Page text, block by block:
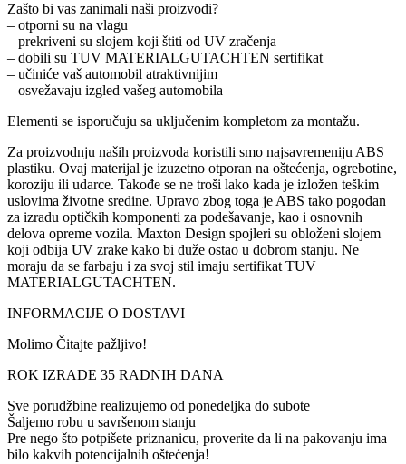
Zašto bi vas zanimali naši proizvodi?
– otporni su na vlagu
– prekriveni su slojem koji štiti od UV zračenja
– dobili su TUV MATERIALGUTACHTEN sertifikat
– učiniće vaš automobil atraktivnijim
– osvežavaju izgled vašeg automobila
Elementi se isporučuju sa uključenim kompletom za montažu.
Za proizvodnju naših proizvoda koristili smo najsavremeniju ABS
plastiku. Ovaj materijal je izuzetno otporan na oštećenja, ogrebotine,
koroziju ili udarce. Takođe se ne troši lako kada je izložen teškim
uslovima životne sredine. Upravo zbog toga je ABS tako pogodan
za izradu optičkih komponenti za podešavanje, kao i osnovnih
delova opreme vozila. Maxton Design spojleri su obloženi slojem
koji odbija UV zrake kako bi duže ostao u dobrom stanju. Ne
moraju da se farbaju i za svoj stil imaju sertifikat TUV
MATERIALGUTACHTEN.
INFORMACIJE O DOSTAVI
Molimo Čitajte pažljivo!
ROK IZRADE 35 RADNIH DANA
Sve porudžbine realizujemo od ponedeljka do subote
Šaljemo robu u savršenom stanju
Pre nego što potpišete priznanicu, proverite da li na pakovanju ima
bilo kakvih potencijalnih oštećenja!